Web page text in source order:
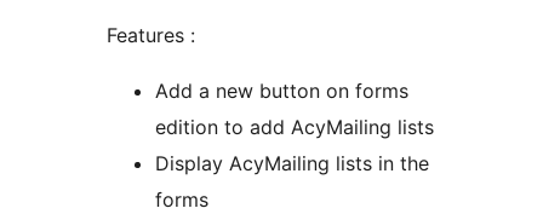
Features :
Add a new button on forms
edition to add AcyMailing lists
Display AcyMailing lists in the
forms